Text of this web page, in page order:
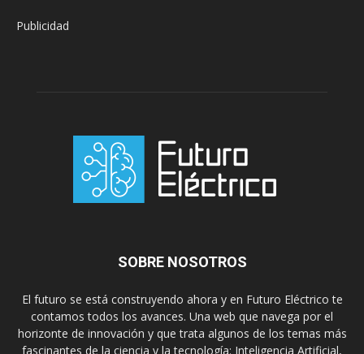
Publicidad
SOBRE NOSOTROS
El futuro se está construyendo ahora y en Futuro Eléctrico te
contamos todos los avances. Una web que navega por el
horizonte de innovación y que trata algunos de los temas más
fascinantes de la ciencia y la tecnología: Inteligencia Artificial,